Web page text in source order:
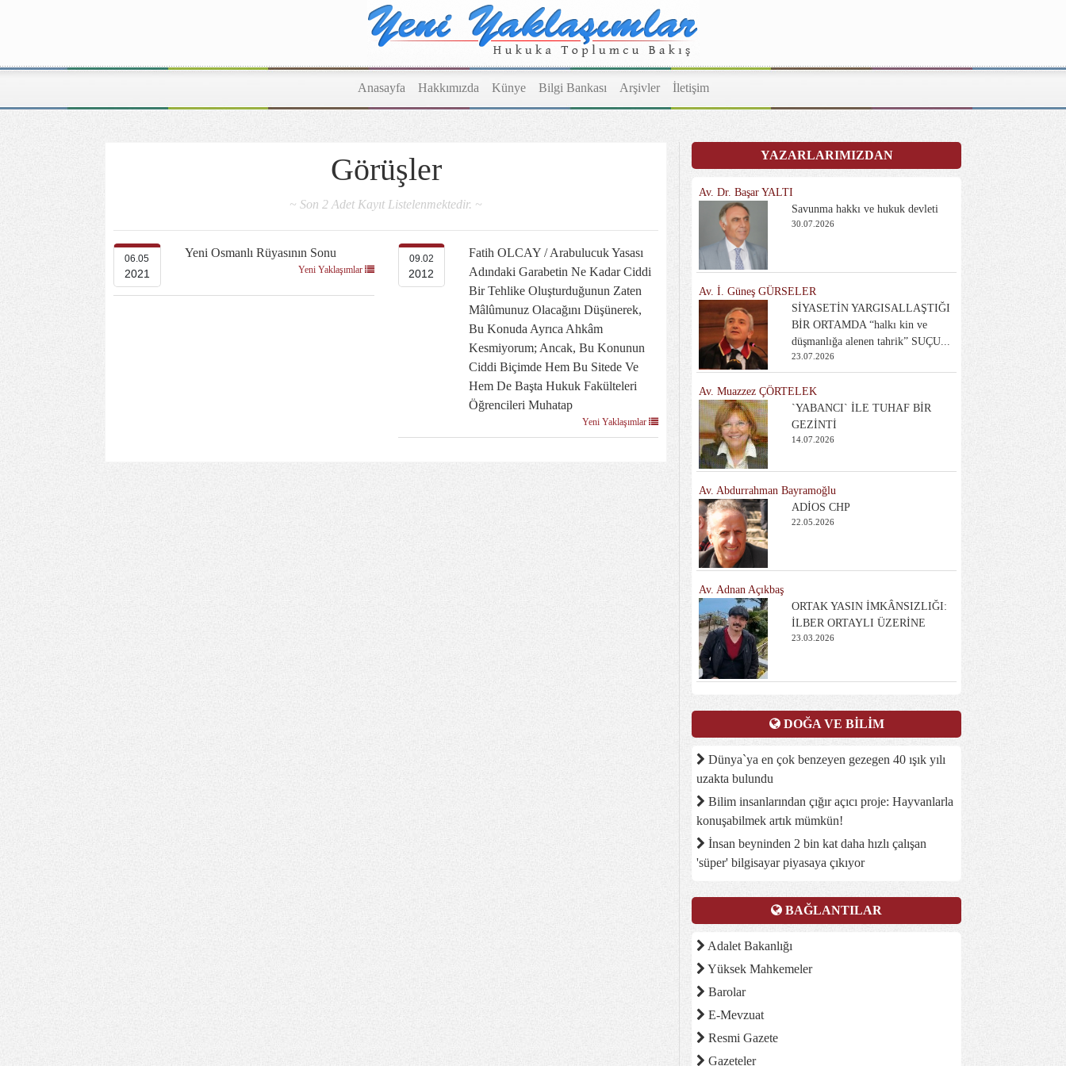
Anasayfa Hakkımızda Künye Bilgi Bankası Arşivler İletişim
Görüşler
~ Son 2 Adet Kayıt Listelenmektedir. ~
06.05
2021
Yeni Osmanlı Rüyasının Sonu
Yeni Yaklaşımlar
09.02
2012
Fatih OLCAY / Arabulucuk Yasası
Adındaki Garabetin Ne Kadar Ciddi
Bir Tehlike Oluşturduğunun Zaten
Mâlûmunuz Olacağını Düşünerek,
Bu Konuda Ayrıca Ahkâm
Kesmiyorum; Ancak, Bu Konunun
Ciddi Biçimde Hem Bu Sitede Ve
Hem De Başta Hukuk Fakülteleri
Öğrencileri Muhatap
Yeni Yaklaşımlar
YAZARLARIMIZDAN
Av. Dr. Başar YALTI
Savunma hakkı ve hukuk devleti
30.07.2026
Av. İ. Güneş GÜRSELER
SİYASETİN YARGISALLAŞTIĞI
BİR ORTAMDA “halkı kin ve
düşmanlığa alenen tahrik” SUÇU...
23.07.2026
Av. Muazzez ÇÖRTELEK
`YABANCI` İLE TUHAF BİR
GEZİNTİ
14.07.2026
Av. Abdurrahman Bayramoğlu
ADİOS CHP
22.05.2026
Av. Adnan Açıkbaş
ORTAK YASIN İMKÂNSIZLIĞI:
İLBER ORTAYLI ÜZERİNE
23.03.2026
DOĞA VE BİLİM
Dünya`ya en çok benzeyen gezegen 40 ışık yılı
uzakta bulundu
Bilim insanlarından çığır açıcı proje: Hayvanlarla
konuşabilmek artık mümkün!
İnsan beyninden 2 bin kat daha hızlı çalışan
'süper' bilgisayar piyasaya çıkıyor
BAĞLANTILAR
Adalet Bakanlığı
Yüksek Mahkemeler
Barolar
E-Mevzuat
Resmi Gazete
Gazeteler